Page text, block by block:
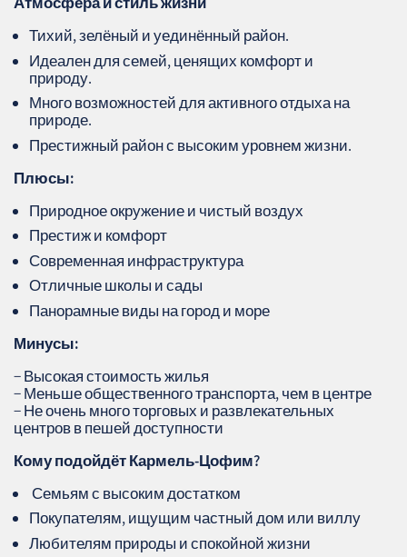
Тихий, зелёный и уединённый район.
Идеален для семей, ценящих комфорт и
природу.
Много возможностей для активного отдыха на
природе.
Престижный район с высоким уровнем жизни.
Плюсы:
Природное окружение и чистый воздух
Престиж и комфорт
Современная инфраструктура
Отличные школы и сады
Панорамные виды на город и море
Минусы:
− Высокая стоимость жилья
− Меньше общественного транспорта, чем в центре
− Не очень много торговых и развлекательных
центров в пешей доступности
Кому подойдёт Кармель-Цофим?
‍‍‍ Семьям с высоким достатком
Покупателям, ищущим частный дом или виллу
Любителям природы и спокойной жизни